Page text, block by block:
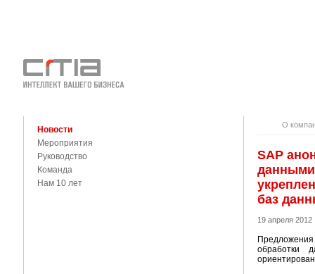
Новости
Мероприятия
Руководство
Команда
Нам 10 лет
О
SAP
данными
баз
19 апреля 2012
обработки